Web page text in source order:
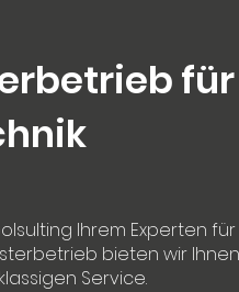
Ihrem Experten
bieten wir
Service.